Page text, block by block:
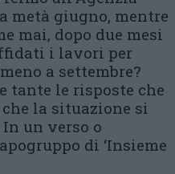
metà giugno, mentre
mai, dopo due mesi
i lavori per
a settembre?
tante le risposte che
la situazione si
un verso o
di ‘Insieme